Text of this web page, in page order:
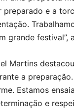
preparado e a
grande festival”,
Martins
a preparação.
Estamos
e